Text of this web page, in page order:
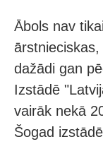
Ābols nav
dažādi gan
Izstādē
vairāk nekā
Šogad